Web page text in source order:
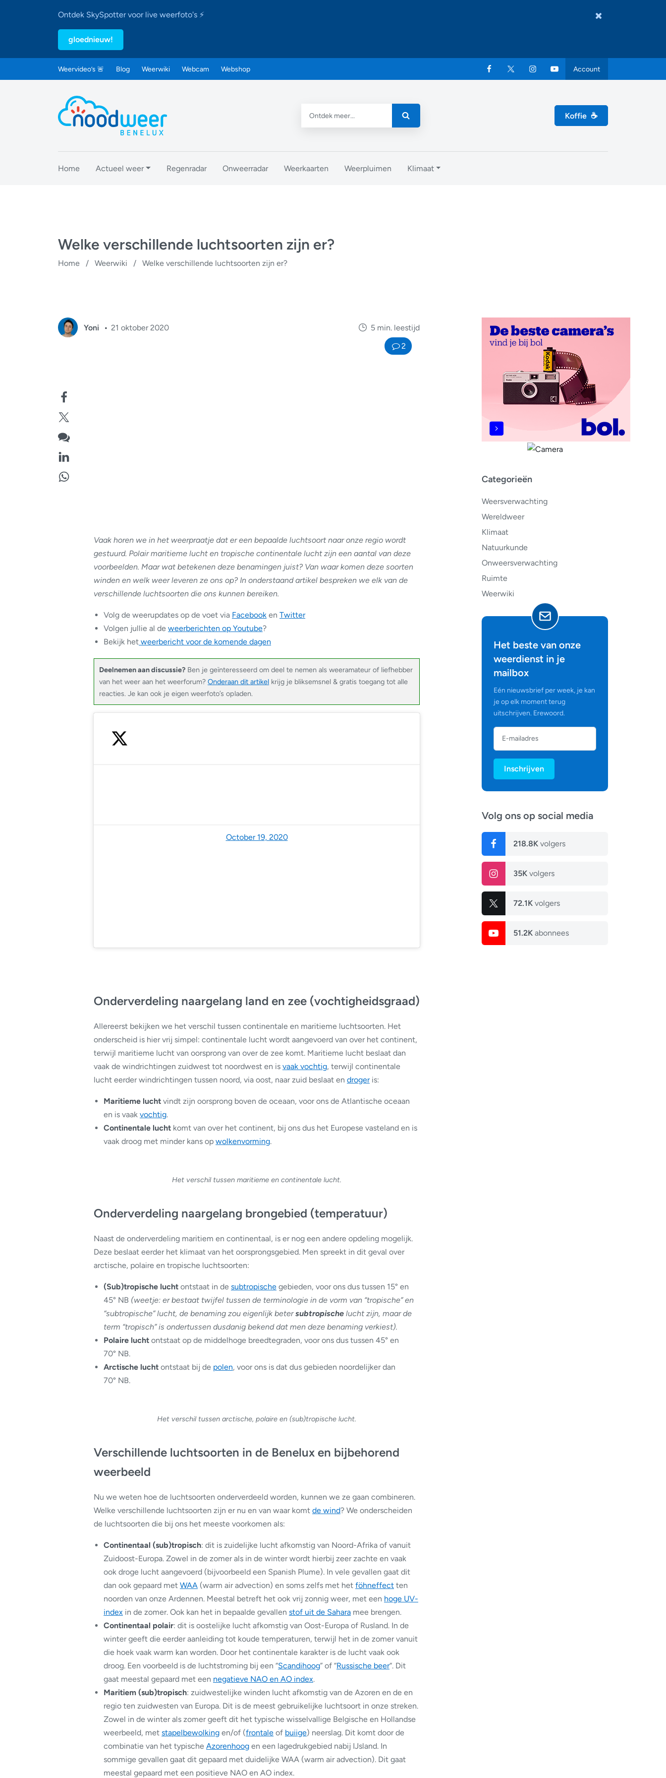
Ontdek SkySpotter voor live weerfoto's ⚡
gloednieuw!
Weervideo’s 🚨 Blog Weerwiki Webcam Webshop Account
Koffie ☕
Home Actueel weer Regenradar Onweerradar Weerkaarten Weerpluimen Klimaat
Welke verschillende luchtsoorten zijn er?
Home / Weerwiki / Welke verschillende luchtsoorten zijn er?
Categorieën
Weersverwachting
Wereldweer
Klimaat
Natuurkunde
Onweersverwachting
Ruimte
Weerwiki
Het beste van onze
weerdienst in je
mailbox
Eén nieuwsbrief per week, je kan
je op elk moment terug
uitschrijven. Erewoord.
Inschrijven
Volg ons op social media
218.8K volgers
35K volgers
72.1K volgers
51.2K abonnees
Yoni 21 oktober 2020
5 min. leestijd
2
Vaak horen we in het weerpraatje dat er een bepaalde luchtsoort naar onze regio wordt
gestuurd. Polair maritieme lucht en tropische continentale lucht zijn een aantal van deze
voorbeelden. Maar wat betekenen deze benamingen juist? Van waar komen deze soorten
winden en welk weer leveren ze ons op? In onderstaand artikel bespreken we elk van de
verschillende luchtsoorten die ons kunnen bereiken.
Volg de weerupdates op de voet via Facebook en Twitter
Volgen jullie al de weerberichten op Youtube?
Bekijk het weerbericht voor de komende dagen
Deelnemen aan discussie? Ben je geïnteresseerd om deel te nemen als weeramateur of liefhebber
van het weer aan het weerforum? Onderaan dit artikel krijg je bliksemsnel & gratis toegang tot alle
reacties. Je kan ook je eigen weerfoto’s opladen.
October 19, 2020
Onderverdeling naargelang land en zee (vochtigheidsgraad)
Allereerst bekijken we het verschil tussen continentale en maritieme luchtsoorten. Het
onderscheid is hier vrij simpel: continentale lucht wordt aangevoerd van over het continent,
terwijl maritieme lucht van oorsprong van over de zee komt. Maritieme lucht beslaat dan
vaak de windrichtingen zuidwest tot noordwest en is vaak vochtig, terwijl continentale
lucht eerder windrichtingen tussen noord, via oost, naar zuid beslaat en drogeris:
Maritieme lucht vindt zijn oorsprong boven de oceaan, voor ons de Atlantische oceaan
en is vaak vochtig.
Continentale lucht komt van over het continent, bij ons dus het Europese vasteland en is
vaak droog met minder kans op wolkenvorming.
Het verschil tussen maritieme en continentale lucht.
Onderverdeling naargelang brongebied (temperatuur)
Naast de onderverdeling maritiem en continentaal, is er nog een andere opdeling mogelijk.
Deze beslaat eerder het klimaat van het oorsprongsgebied. Men spreekt in dit geval over
arctische, polaire en tropische luchtsoorten:
(Sub)tropische lucht ontstaat in de subtropische gebieden, voor ons dus tussen 15° en
45° NB (weetje: er bestaat twijfel tussen de terminologie in de vorm van “tropische” en
“subtropische” lucht, de benaming zou eigenlijk betersubtropische lucht zijn, maar de
term “tropisch” is ondertussen dusdanig bekend dat men deze benaming verkiest).
Polaire lucht ontstaat op de middelhoge breedtegraden, voor ons dus tussen 45° en
70° NB.
Arctische lucht ontstaat bij de polen, voor ons is dat dus gebieden noordelijker dan
70° NB.
Het verschil tussen arctische, polaire en (sub)tropische lucht.
Verschillende luchtsoorten in de Benelux en bijbehorend
weerbeeld
Nu we weten hoe de luchtsoorten onderverdeeld worden, kunnen we ze gaan combineren.
Welke verschillende luchtsoorten zijn er nu en van waar komt de wind? We onderscheiden
de luchtsoorten die bij ons het meeste voorkomen als:
Continentaal (sub)tropisch: dit is zuidelijke lucht afkomstig van Noord-Afrika of vanuit
Zuidoost-Europa. Zowel in de zomer als in de winter wordt hierbij zeer zachte en vaak
ook droge lucht aangevoerd (bijvoorbeeld een Spanish Plume). In vele gevallen gaat dit
dan ook gepaard met WAA (warm air advection) en soms zelfs met het föhneffect ten
noorden van onze Ardennen. Meestal betreft het ook vrij zonnig weer, met een hoge UV-
index in de zomer. Ook kan het in bepaalde gevallen stof uit de Sahara mee brengen.
Continentaal polair: dit is oostelijke lucht afkomstig van Oost-Europa of Rusland. In de
winter geeft die eerder aanleiding tot koude temperaturen, terwijl het in de zomer vanuit
die hoek vaak warm kan worden. Door het continentale karakter is de lucht vaak ook
droog. Een voorbeeld is de luchtstroming bij een “Scandihoog” of “Russische beer“. Dit
gaat meestal gepaard met een negatieve NAO en AO index.
Maritiem (sub)tropisch: zuidwestelijke winden lucht afkomstig van de Azoren en de en
regio ten zuidwesten van Europa. Dit is de meest gebruikelijke luchtsoort in onze streken.
Zowel in de winter als zomer geeft dit het typische wisselvallige Belgische en Hollandse
weerbeeld, met stapelbewolking en/of (frontale of buiige) neerslag. Dit komt door de
combinatie van het typische Azorenhoog en een lagedrukgebied nabij IJsland. In
sommige gevallen gaat dit gepaard met duidelijke WAA (warm air advection). Dit gaat
meestal gepaard met een positieve NAO en AO index.